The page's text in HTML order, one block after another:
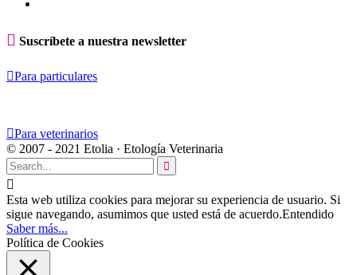
 Suscríbete a nuestra newsletter
Para particulares
Para veterinarios
© 2007 - 2021 Etolia · Etología Veterinaria


Esta web utiliza cookies para mejorar su experiencia de usuario. Si
sigue navegando, asumimos que usted está de acuerdo.Entendido
Saber más...
Política de Cookies